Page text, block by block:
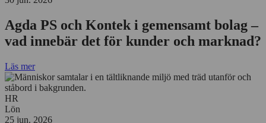
Agda PS och Kontek i gemensamt bolag –
vad innebär det för kunder och marknad?
Läs mer
HR
Lön
25 jun. 2026